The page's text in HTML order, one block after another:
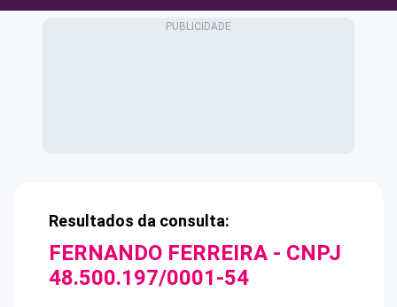
Resultados da consulta:
FERNANDO FERREIRA - CNPJ
48.500.197/0001-54